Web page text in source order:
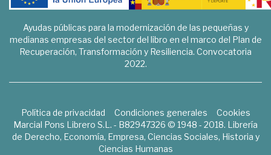
Ayudas públicas para la modernización de las pequeñas y
medianas empresas del sector del libro en el marco del Plan de
Recuperación, Transformación y Resiliencia. Convocatoria
2022.
Política de privacidad Condiciones generales
Cookies
Marcial Pons Librero S.L. - B82947326 © 1948 - 2018. Librería
de Derecho, Economía, Empresa, Ciencias Sociales, Historia y
Ciencias Humanas